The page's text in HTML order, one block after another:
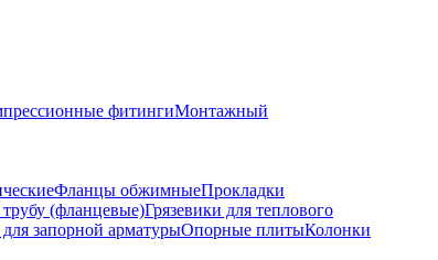
фитингиМонтажный
Фланцы обжимныеПрокладки
(фланцевые)Грязевики для теплового
запорной арматурыОпорные плитыКолонки